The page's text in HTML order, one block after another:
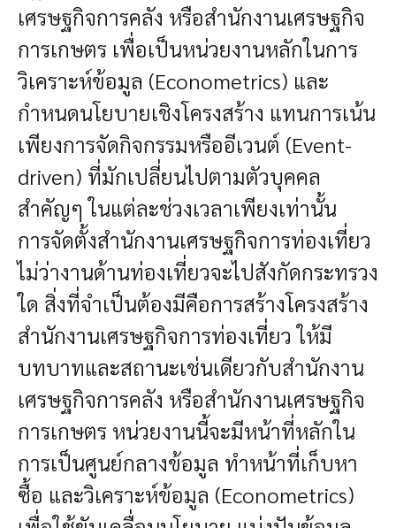
เศรษฐกิจการคลัง หรือสำนักงานเศรษฐกิจ
การเกษตร เพื่อเป็นหน่วยงานหลักในการ
วิเคราะห์ข้อมูล (Econometrics) และ
กำหนดนโยบายเชิงโครงสร้าง แทนการเน้น
เพียงการจัดกิจกรรมหรืออีเวนต์ (Event-
driven) ที่มักเปลี่ยนไปตามตัวบุคคล
สำคัญๆ ในแต่ละช่วงเวลาเพียงเท่านั้น
การจัดตั้งสำนักงานเศรษฐกิจการท่องเที่ยว
ไม่ว่างานด้านท่องเที่ยวจะไปสังกัดกระทรวง
ใด สิ่งที่จำเป็นต้องมีคือการสร้างโครงสร้าง
สำนักงานเศรษฐกิจการท่องเที่ยว ให้มี
บทบาทและสถานะเช่นเดียวกับสำนักงาน
เศรษฐกิจการคลัง หรือสำนักงานเศรษฐกิจ
การเกษตร หน่วยงานนี้จะมีหน้าที่หลักใน
การเป็นศูนย์กลางข้อมูล ทำหน้าที่เก็บหา
ซื้อ และวิเคราะห์ข้อมูล (Econometrics)